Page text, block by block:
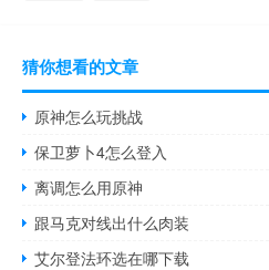
猜你想看的文章
原神怎么玩挑战
保卫萝卜4怎么登入
离调怎么用原神
跟马克对线出什么肉装
艾尔登法环选在哪下载